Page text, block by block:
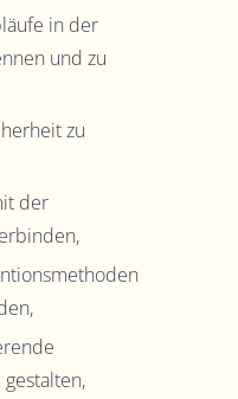
in der
und zu
zu
der